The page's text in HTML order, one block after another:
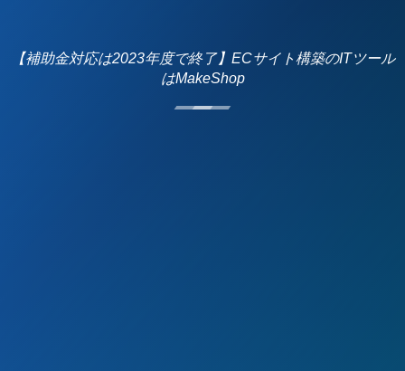
【補助金対応は2023年度で終了】ECサイト構築のITツール
はMakeShop